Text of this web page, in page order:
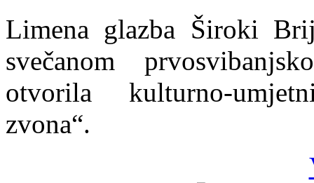
Limena glazba Široki
svečanom
otvorila kulturno-
zvona“.